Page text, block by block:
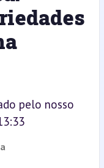
pelo nosso